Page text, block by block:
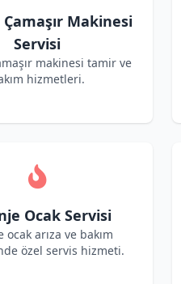
Makinesi
Servisi
makinesi tamir ve
hizmetleri.
Ocak Servisi
ocak arıza ve bakım
özel servis hizmeti.